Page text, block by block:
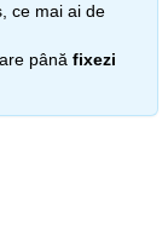
ce mai ai de
până fixezi